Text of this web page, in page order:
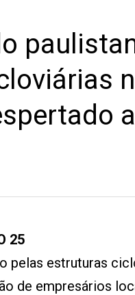
25
pelas estruturas
de empresários